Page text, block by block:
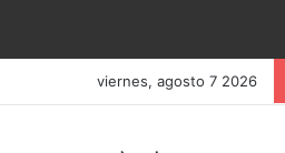
viernes, agosto 7 2026